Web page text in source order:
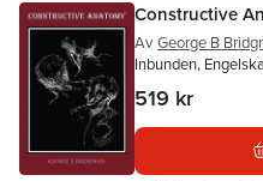
Constructive
Av George B
Inbunden,
519 kr